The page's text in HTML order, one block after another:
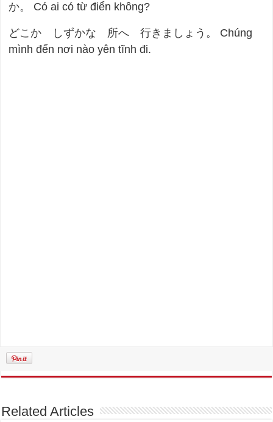
か。 Có ai có từ điển không?
どこか しずかな 所へ 行きましょう。 Chúng
mình đến nơi nào yên tĩnh đi.
Related Articles